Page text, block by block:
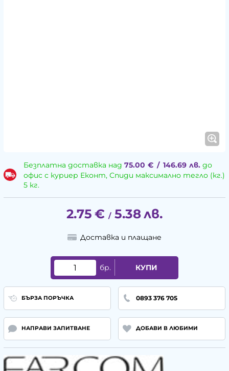
Безплатна доставка над 75.00 € / 146.69 лв.до
офис с куриер Еконт, Спиди максимално тегло (кг.)
5 кг.
2.75 € / 5.38лв.
Доставка и плащане
бр. КУПИ
БЪРЗА ПОРЪЧКА 0893 376 705
НАПРАВИ ЗАПИТВАНЕ ДОБАВИ В ЛЮБИМИ